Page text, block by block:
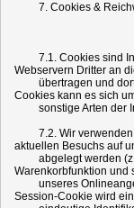
7. Cookies &
7.1. Cookies sind
Webservern Dritter an
übertragen und dort
Cookies kann es sich
sonstige Arten der
7.2. Wir verwenden
aktuellen Besuchs auf
abgelegt werden
Warenkorbfunktion und
unseres
Session-Cookie wird